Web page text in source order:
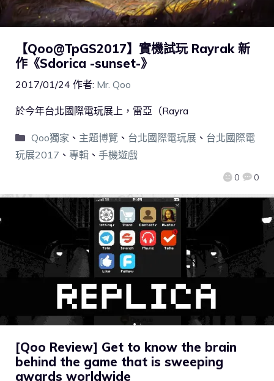
【Qoo@TpGS2017】實機試玩 Rayrak 新
作《Sdorica -sunset-》
2017/01/24 作者: Mr. Qoo
0 0
於今年台北國際電玩展上，雷亞（Rayra
Qoo獨家 、 主題博覽 、 台北國際電玩展、 台北國際電
玩展2017 、 專輯 、 手機遊戲
[Qoo Review] Get to know the brain
behind the game that is sweeping
awards worldwide